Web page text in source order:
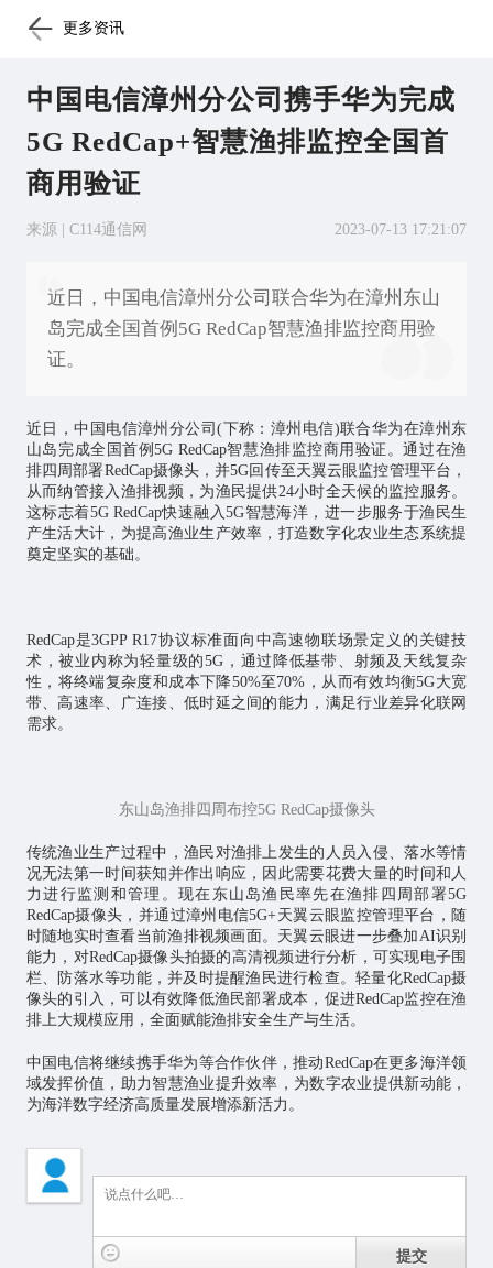
更多资讯
中国电信漳州分公司携手华为完成
5G RedCap+智慧渔排监控全国首
商用验证
来源 | C114通信网 2023-07-13 17:21:07
近日，中国电信漳州分公司联合华为在漳州东山
岛完成全国首例5G RedCap智慧渔排监控商用验
证。
近日，中国电信漳州分公司(下称：漳州电信)联合华为在漳州东
山岛完成全国首例5G RedCap智慧渔排监控商用验证。通过在渔
排四周部署RedCap摄像头，并5G回传至天翼云眼监控管理平台，
从而纳管接入渔排视频，为渔民提供24小时全天候的监控服务。
这标志着5G RedCap快速融入5G智慧海洋，进一步服务于渔民生
产生活大计，为提高渔业生产效率，打造数字化农业生态系统提
奠定坚实的基础。
RedCap是3GPP R17协议标准面向中高速物联场景定义的关键技
术，被业内称为轻量级的5G，通过降低基带、射频及天线复杂
性，将终端复杂度和成本下降50%至70%，从而有效均衡5G大宽
带、高速率、广连接、低时延之间的能力，满足行业差异化联网
需求。
东山岛渔排四周布控5G RedCap摄像头
传统渔业生产过程中，渔民对渔排上发生的人员入侵、落水等情
况无法第一时间获知并作出响应，因此需要花费大量的时间和人
力进行监测和管理。现在东山岛渔民率先在渔排四周部署5G
RedCap摄像头，并通过漳州电信5G+天翼云眼监控管理平台，随
时随地实时查看当前渔排视频画面。天翼云眼进一步叠加AI识别
能力，对RedCap摄像头拍摄的高清视频进行分析，可实现电子围
栏、防落水等功能，并及时提醒渔民进行检查。轻量化RedCap摄
像头的引入，可以有效降低渔民部署成本，促进RedCap监控在渔
排上大规模应用，全面赋能渔排安全生产与生活。
中国电信将继续携手华为等合作伙伴，推动RedCap在更多海洋领
域发挥价值，助力智慧渔业提升效率，为数字农业提供新动能，
为海洋数字经济高质量发展增添新活力。
提交